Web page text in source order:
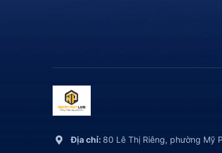
Địa chỉ: 80 Lê Thị Riêng, phường Mỹ